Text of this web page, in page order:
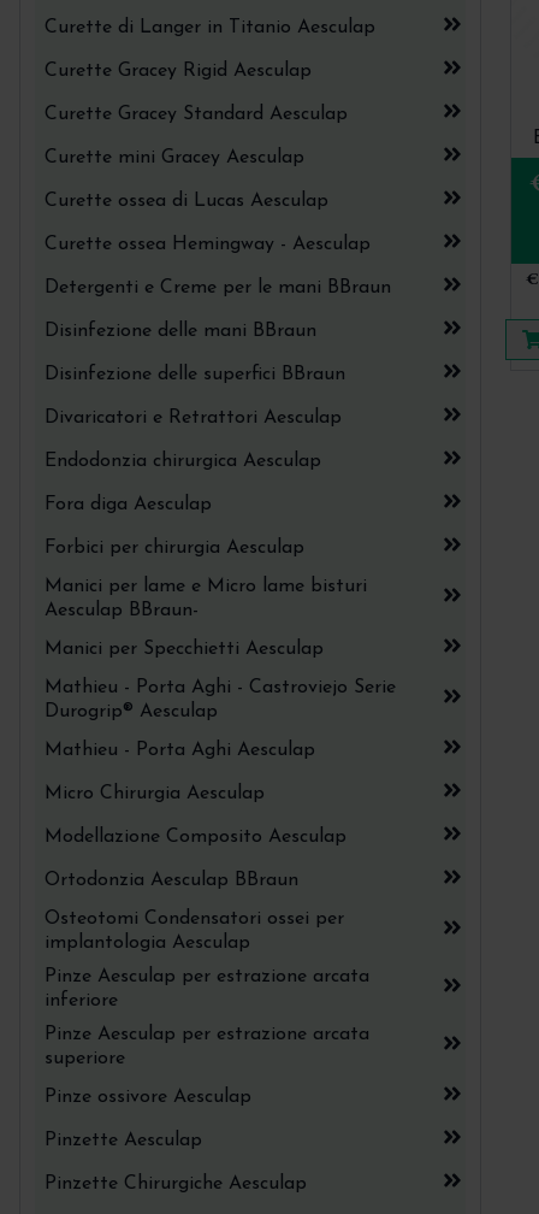
€
Curette di Langer in Titanio Aesculap
Curette Gracey Rigid Aesculap
Curette Gracey Standard Aesculap
Curette mini Gracey Aesculap
Curette ossea di Lucas Aesculap
Curette ossea Hemingway - Aesculap
Detergenti e Creme per le mani BBraun
Disinfezione delle mani BBraun
Disinfezione delle superfici BBraun
Divaricatori e Retrattori Aesculap
Endodonzia chirurgica Aesculap
Fora diga Aesculap
Forbici per chirurgia Aesculap
Manici per lame e Micro lame bisturi
Aesculap BBraun-
Manici per Specchietti Aesculap
Mathieu - Porta Aghi - Castroviejo Serie
Durogrip® Aesculap
Mathieu - Porta Aghi Aesculap
Micro Chirurgia Aesculap
Modellazione Composito Aesculap
Ortodonzia Aesculap BBraun
Osteotomi Condensatori ossei per
implantologia Aesculap
Pinze Aesculap per estrazione arcata
inferiore
Pinze Aesculap per estrazione arcata
superiore
Pinze ossivore Aesculap
Pinzette Aesculap
Pinzette Chirurgiche Aesculap